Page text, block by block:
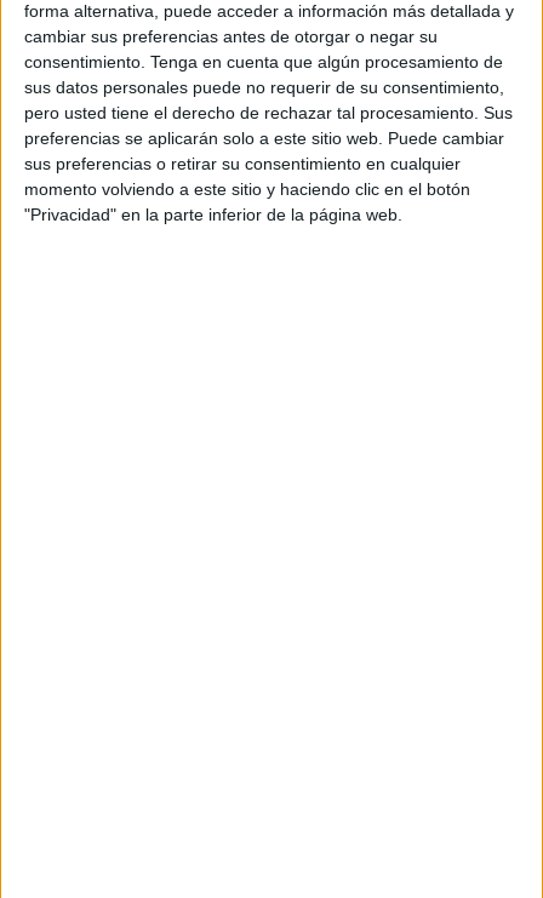
forma alternativa, puede acceder a información más detallada y
cambiar sus preferencias antes de otorgar o negar su
consentimiento. Tenga en cuenta que algún procesamiento de
sus datos personales puede no requerir de su consentimiento,
pero usted tiene el derecho de rechazar tal procesamiento. Sus
preferencias se aplicarán solo a este sitio web. Puede cambiar
sus preferencias o retirar su consentimiento en cualquier
momento volviendo a este sitio y haciendo clic en el botón
"Privacidad" en la parte inferior de la página web.